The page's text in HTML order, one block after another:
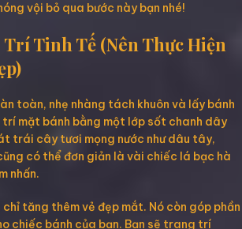
vội bỏ qua bước này bạn nhé!
Trí Tinh Tế (Nên Thực Hiện
toàn, nhẹ nhàng tách khuôn và lấy bánh
mặt bánh bằng một lớp sốt chanh dây
trái cây tươi mọng nước như dâu tây,
có thể đơn giản là vài chiếc lá bạc hà
nhấn.
tăng thêm vẻ đẹp mắt. Nó còn góp phần
chiếc bánh của bạn. Bạn sẽ trang trí